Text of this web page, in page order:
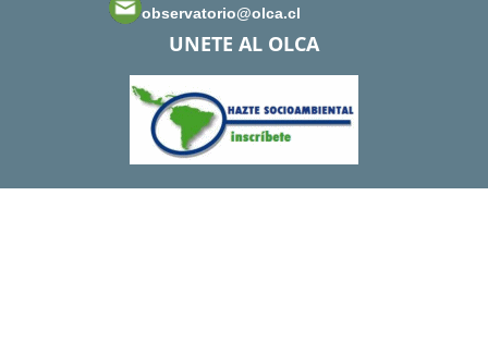
observatorio@olca.cl
UNETE AL OLCA